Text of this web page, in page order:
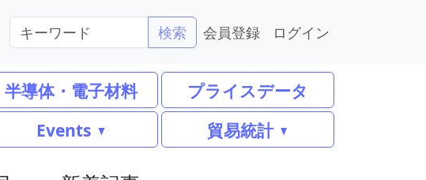
検索 会員登録 ログイン
半導体・電子材料
プライスデータ
Events 貿易統計